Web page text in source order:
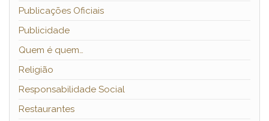
Publicações Oficiais
Publicidade
Quem é quem…
Religião
Responsabilidade Social
Restaurantes